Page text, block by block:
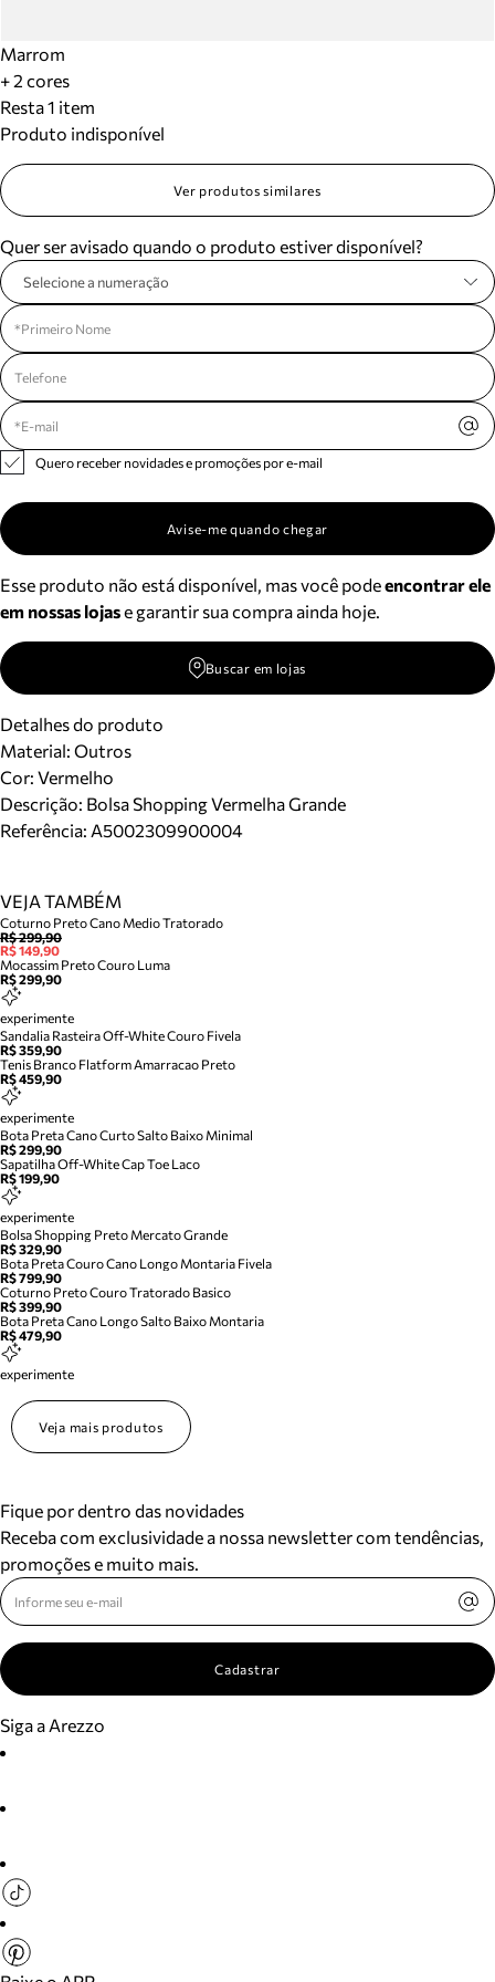
Marrom
+ 2 cores
Resta 1 item
Produto indisponível
Ver produtos similares
Quer ser avisado quando o produto estiver disponível?
Selecione a numeração
Quero receber novidades e promoções por e-mail
Avise-me quando chegar
Esse produto não está disponível, mas você podeencontrar ele
em nossas lojase garantir sua compra ainda hoje.
Buscar em lojas
Detalhes do produto
Material: Outros
Cor: Vermelho
Descrição: Bolsa Shopping Vermelha Grande
Referência: A5002309900004
VEJA TAMBÉM
Coturno Preto Cano Medio Tratorado
R$ 299,90
R$ 149,90
Mocassim Preto Couro Luma
R$ 299,90
experimente
Sandalia Rasteira Off-White Couro Fivela
R$ 359,90
Tenis Branco Flatform Amarracao Preto
R$ 459,90
experimente
Bota Preta Cano Curto Salto Baixo Minimal
R$ 299,90
Sapatilha Off-White Cap Toe Laco
R$ 199,90
experimente
Bolsa Shopping Preto Mercato Grande
R$ 329,90
Bota Preta Couro Cano Longo Montaria Fivela
R$ 799,90
Coturno Preto Couro Tratorado Basico
R$ 399,90
Bota Preta Cano Longo Salto Baixo Montaria
R$ 479,90
experimente
Veja mais produtos
Fique por dentro das novidades
Receba com exclusividade a nossa newsletter com tendências,
promoções e muito mais.
Cadastrar
Siga a Arezzo